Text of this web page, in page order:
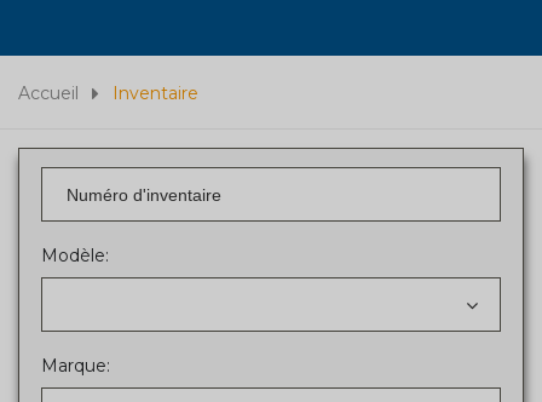
Accueil Inventaire
Modèle:
Marque: